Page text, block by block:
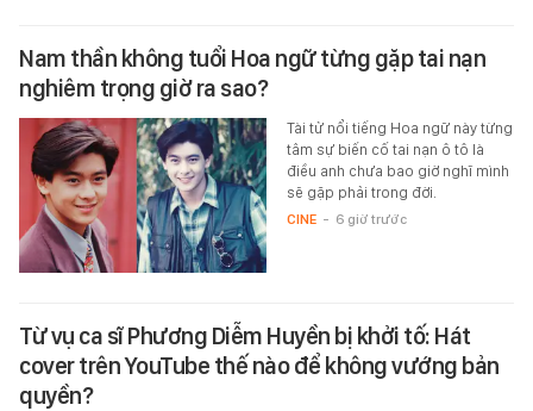
Nam thần không tuổi Hoa ngữ từng gặp tai nạn
nghiêm trọng giờ ra sao?
Tài tử nổi tiếng Hoa ngữ này từng
tâm sự biến cố tai nạn ô tô là
điều anh chưa bao giờ nghĩ mình
sẽ gặp phải trong đời.
CINE - 6 giờ trước
Từ vụ ca sĩ Phương Diễm Huyền bị khởi tố: Hát
cover trên YouTube thế nào để không vướng bản
quyền?